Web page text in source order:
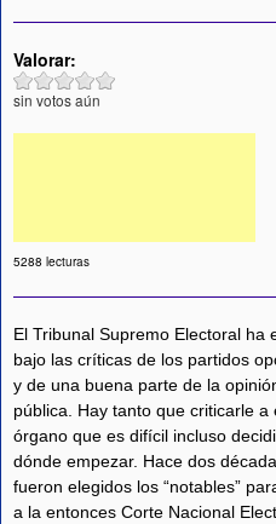
Valorar:
sin votos aún
5288 lecturas
El Tribunal Supremo Electoral ha
bajo las críticas de los partidos
y de una buena parte de la
pública. Hay tanto que criticarle a
órgano que es difícil incluso
dónde empezar. Hace dos
fueron elegidos los “notables”
a la entonces Corte Nacional